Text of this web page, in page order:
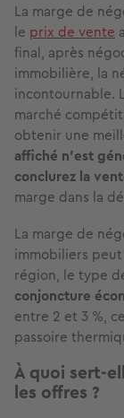
La marge de
le prix de vente
final, après
immobilière, la
incontournable.
marché
obtenir une
affiché n'est
conclurez la
marge dans la
La marge de
immobiliers
région, le type
conjoncture
entre 2 et 3 %,
passoire
À quoi sert-
les offres ?